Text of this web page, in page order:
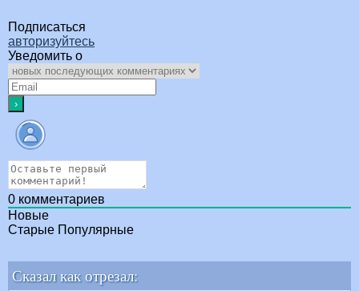
Подписаться
авторизуйтесь
Уведомить о
0 комментариев
Новые
Старые Популярные
Сказал как отрезал: